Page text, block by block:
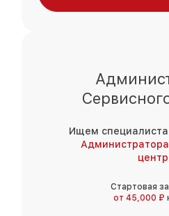
Ищем
Стартовая
от 45,000 ₽